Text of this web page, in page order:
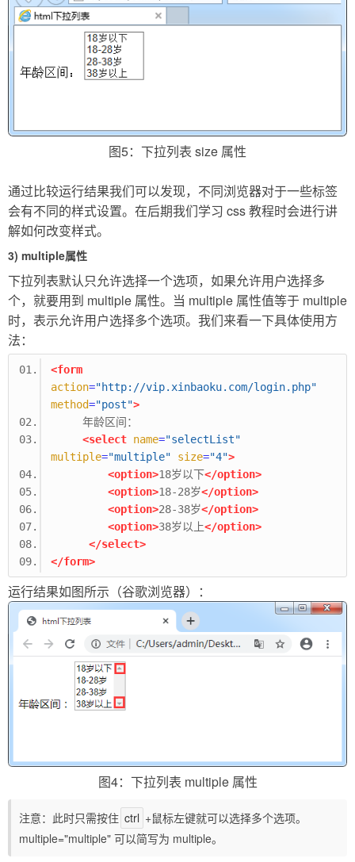
图5：下拉列表 size 属性
通过比较运行结果我们可以发现，不同浏览器对于一些标签
会有不同的样式设置。在后期我们学习 css 教程时会进行讲
解如何改变样式。
3) multiple属性
下拉列表默认只允许选择一个选项，如果允许用户选择多
个，就要用到 multiple 属性。当 multiple 属性值等于 multiple
时，表示允许用户选择多个选项。我们来看一下具体使用方
法：
<form
action="http://vip.xinbaoku.com/login.php"
method="post">
     年龄区间：
<select name="selectList"
multiple="multiple" size="4">
<option>18岁以下</option>
<option>18-28岁</option>
<option>28-38岁</option>
<option>38岁以上</option>
</select>
</form>
运行结果如图所示（谷歌浏览器）：
图4：下拉列表 multiple 属性
注意：此时只需按住 ctrl +鼠标左键就可以选择多个选项。
multiple="multiple" 可以简写为 multiple。